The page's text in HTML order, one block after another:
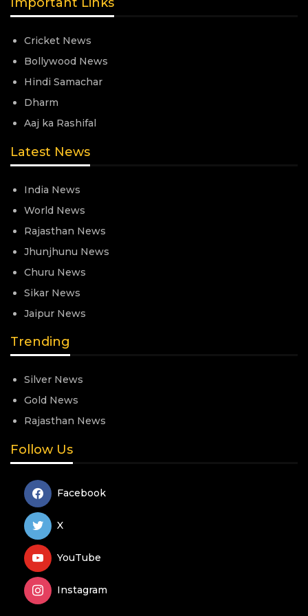
Cricket News
Bollywood News
Hindi Samachar
Dharm
Aaj ka Rashifal
Latest News
India News
World News
Rajasthan News
Jhunjhunu News
Churu News
Sikar News
Jaipur News
Trending
Silver News
Gold News
Rajasthan News
Follow Us
Facebook
X
YouTube
Instagram